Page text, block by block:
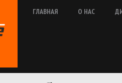
ГЛАВНАЯ О НАС